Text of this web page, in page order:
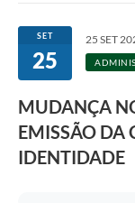
Editais
Listas de Espera -
Defesa Civil
SET
25
25 SET
MUDANÇA
EMISSÃO DA
IDENTIDADE